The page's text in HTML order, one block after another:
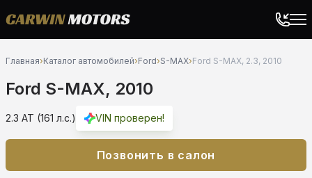
Главная›Каталог автомобилей›Ford›S-MAX›Ford S-MAX, 2.3, 2010
Ford S-MAX, 2010
2.3 AT (161 л.с.) VIN проверен!
Позвонить в салон